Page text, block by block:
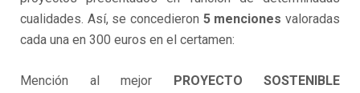
cualidades. Así, se concedieron 5 menciones valoradas
cada una en 300 euros en el certamen:
Mención al mejor
PROYECTO SOSTENIBLE